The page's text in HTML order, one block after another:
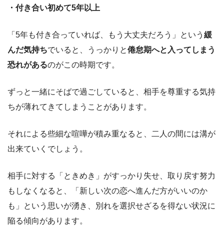
・付き合い初めて5年以上
「5年も付き合っていれば、もう大丈夫だろう」という 緩
んだ気持ちでいると、うっかりと倦怠期へと入ってしまう
恐れがあるのがこの時期です。
ずっと一緒にそばで過ごしていると、相手を尊重する気持
ちが薄れてきてしまうことがあります。
それによる些細な喧嘩が積み重なると、二人の間には溝が
出来ていくでしょう。
相手に対する「ときめき」がすっかり失せ、取り戻す努力
もしなくなると、「新しい次の恋へ進んだ方がいいのか
も」という思いが湧き、別れを選択せざるを得ない状況に
陥る傾向があります。